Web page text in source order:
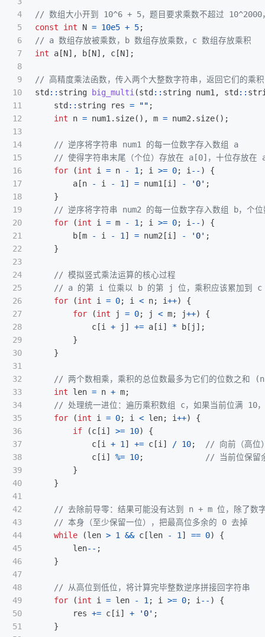
4
5
6
7
8
9
10
11
12
13
14
15
16
17
18
19
20
21
22
23
24
25
26
27
28
29
30
31
32
33
34
35
36
37
38
39
40
41
42
43
44
45
46
47
48
49
50
51
// 数组大小开到 10^6 + 5，题目要求乘数不超过 10^2000
const
int N = 10e5 + 5;
// a 数组存放被乘数，b 数组存放乘数，c 数组存放乘积
int
a [N], b [N], c [N];
// 高精度乘法函数，传入两个大整数字符串，返回它们的乘
std :: string big_multi (std :: string num1 , std ::
std :: string res = "" ;
int
n = num1 . size(), m = num2 . size();
// 逆序将字符串 num1 的每一位数字存入数组 a
// 使得字符串末尾（个位）存放在 a[0]，十位存放在
for
(int i = n - 1 ; i >= 0; i -- )
{
a [n - i - 1 ] = num1 [i ] - '0' ;
}
// 逆序将字符串 num2 的每一位数字存入数组 b，个
for
(int i = m - 1 ; i >= 0; i -- )
{
b [m - i - 1 ] = num2 [i ] - '0' ;
}
// 模拟竖式乘法运算的核心过程
// a 的第 i 位乘以 b 的第 j 位，乘积应该累加到
for
(int i = 0; i < n; i++)
{
for
(int j = 0; j < m; j++)
{
c [i + j ] += a [i ] * b [ j ];
}
}
// 两个数相乘，乘积的总位数最多为它们的位数之和
int
len = n + m;
// 处理统一进位：遍历乘积数组 c，如果当前位满 10
for
(int i = 0; i < len; i++)
{
if
(c [i ] >= 10)
{
c [i + 1 ] += c [i ] / 10;
// 向前（高位
c [i ] %= 10;
// 当前位保留
}
}
// 去除前导零：结果可能没有达到 n + m 位，除了数
// 本身（至少保留一位），把最高位多余的 0 去掉
while
(len > 1 && c [len - 1 ] == 0)
{
len-- ;
}
// 从高位到低位，将计算完毕整数逆序拼接回字符串
for
(int i = len - 1 ; i >= 0; i -- )
{
res += c [i ] + '0' ;
}